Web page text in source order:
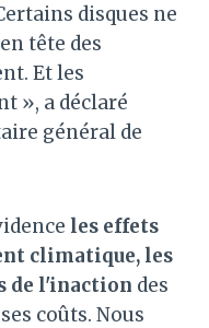
disques ne
tête des
Et les
», a déclaré
général de
les effets
climatique, les
de l'inaction des
coûts. Nous